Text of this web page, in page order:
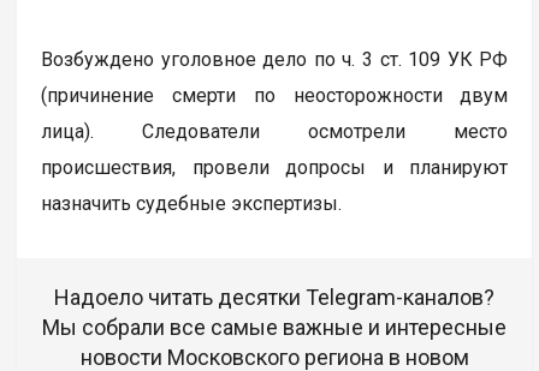
Возбуждено уголовное дело по ч. 3 ст. 109 УК РФ
(причинение смерти по неосторожности двум
лица). Следователи осмотрели место
происшествия, провели допросы и планируют
назначить судебные экспертизы.
Надоело читать десятки Telegram-каналов?
Мы собрали все самые важные и интересные
новости Московского региона в новом